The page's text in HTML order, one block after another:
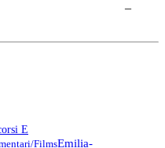
–
E
FilmsEmilia-